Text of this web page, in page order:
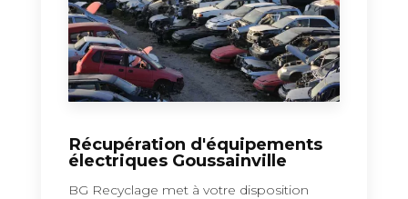
Récupération d'équipements
électriques Goussainville
BG Recyclage met à votre disposition